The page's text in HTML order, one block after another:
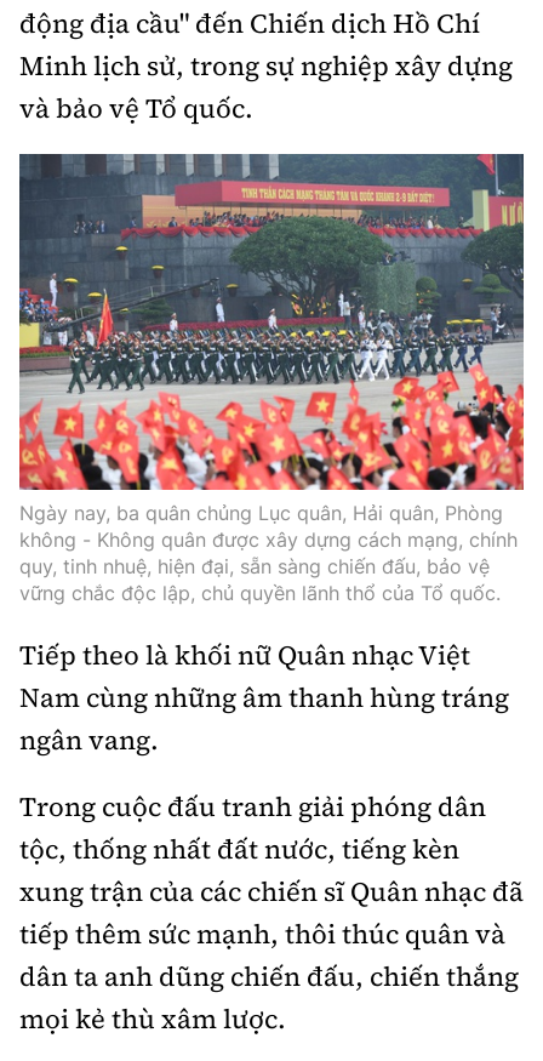
động địa cầu" đến Chiến dịch Hồ Chí
Minh lịch sử, trong sự nghiệp xây dựng
và bảo vệ Tổ quốc.
Ngày nay, ba quân chủng Lục quân, Hải quân, Phòng
không - Không quân được xây dựng cách mạng, chính
quy, tinh nhuệ, hiện đại, sẵn sàng chiến đấu, bảo vệ
vững chắc độc lập, chủ quyền lãnh thổ của Tổ quốc.
Tiếp theo là khối nữ Quân nhạc Việt
Nam cùng những âm thanh hùng tráng
ngân vang.
Trong cuộc đấu tranh giải phóng dân
tộc, thống nhất đất nước, tiếng kèn
xung trận của các chiến sĩ Quân nhạc đã
tiếp thêm sức mạnh, thôi thúc quân và
dân ta anh dũng chiến đấu, chiến thắng
mọi kẻ thù xâm lược.